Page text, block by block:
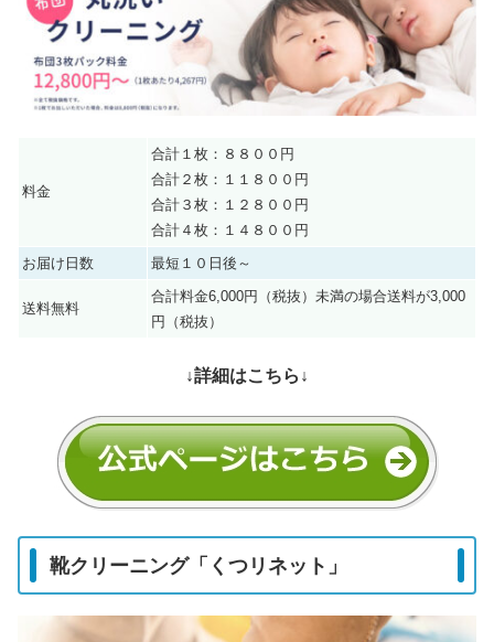
料金
合計１枚：８８００円
合計２枚：１１８００円
合計３枚：１２８００円
合計４枚：１４８００円
お届け日数
最短１０日後～
送料無料
合計料金6,000円（税抜）未満の場合送料が3,000
円（税抜）
↓詳細はこちら↓
靴クリーニング「くつリネット」